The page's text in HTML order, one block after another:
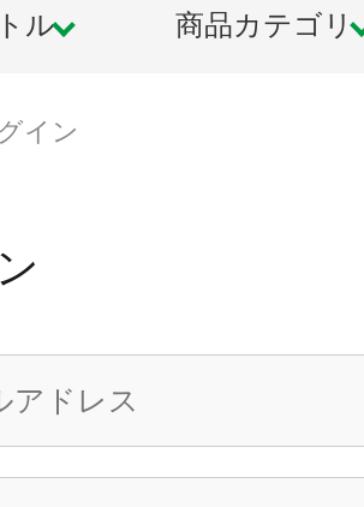
ル 商品カテゴリ
イン